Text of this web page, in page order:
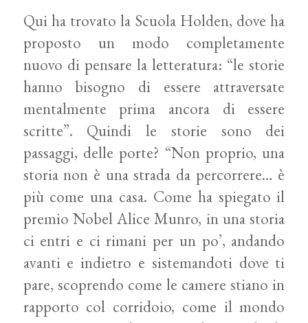
Qui ha trovato la Scuola Holden, dove ha
proposto un modo completamente
nuovo di pensare la letteratura: “le storie
hanno bisogno di essere attraversate
mentalmente prima ancora di essere
scritte”. Quindi le storie sono dei
passaggi, delle porte? “Non proprio, una
storia non è una strada da percorrere… è
più come una casa. Come ha spiegato il
premio Nobel Alice Munro, in una storia
ci entri e ci rimani per un po’, andando
avanti e indietro e sistemandoti dove ti
pare, scoprendo come le camere stiano in
rapporto col corridoio, come il mondo